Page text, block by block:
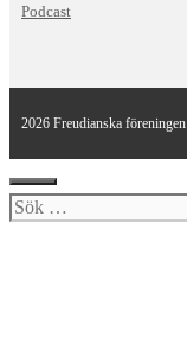
Podcast
2026 Freudianska föreningen
Stäng
Sök